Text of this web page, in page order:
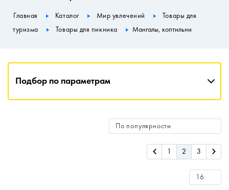
Главная Каталог Мир увлечений
Товары для
туризма
Товары для пикника Мангалы, коптильни
Подбор по параметрам
1 2 3